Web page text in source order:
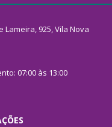
Lameira, 925, Vila Nova
07:00 às 13:00